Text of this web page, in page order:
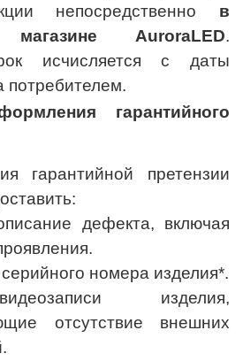
непосредственно в
AuroraLED.
исчисляется с даты
потребителем.
гарантийного
гарантийной претензии
дефекта, включая
номера изделия*.
видеозаписи изделия,
отсутствие внешних